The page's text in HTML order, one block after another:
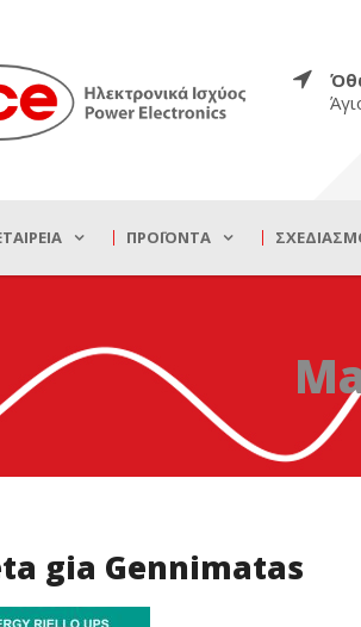
ΠΡΟΪΌΝΤΑ
gia Gennimatas